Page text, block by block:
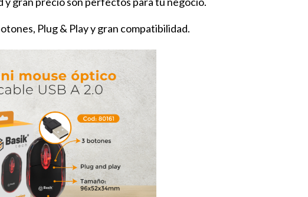
Plug & Play y gran compatibilidad.